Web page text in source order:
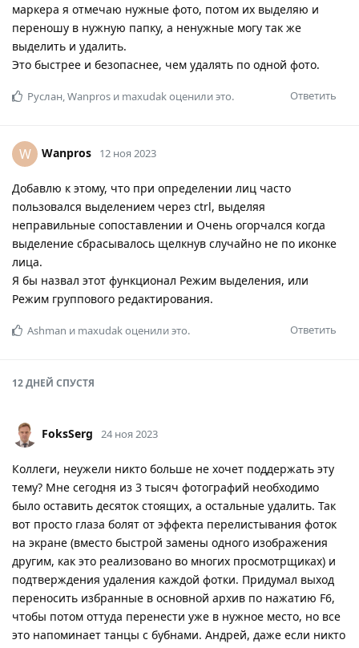
маркера я отмечаю нужные фото, потом их выделяю и
переношу в нужную папку, а ненужные могу так же
выделить и удалить.
Это быстрее и безопаснее, чем удалять по одной фото.
Ответить
Руслан,Wanpros и maxudakоценили это.
W Wanpros 12 ноя 2023
Добавлю к этому, что при определении лиц часто
пользовался выделением через ctrl, выделяя
неправильные сопоставлении и Очень огорчался когда
выделение сбрасывалось щелкнув случайно не по иконке
лица.
Я бы назвал этот функционал Режим выделения, или
Режим группового редактирования.
Ответить
Ashman и maxudakоценили это.
12 ДНЕЙ СПУСТЯ
FoksSerg 24 ноя 2023
Коллеги, неужели никто больше не хочет поддержать эту
тему? Мне сегодня из 3 тысяч фотографий необходимо
было оставить десяток стоящих, а остальные удалить. Так
вот просто глаза болят от эффекта перелистывания фоток
на экране (вместо быстрой замены одного изображения
другим, как это реализовано во многих просмотрщиках) и
подтверждения удаления каждой фотки. Придумал выход
переносить избранные в основной архив по нажатию F6,
чтобы потом оттуда перенести уже в нужное место, но все
это напоминает танцы с бубнами. Андрей, даже если никто